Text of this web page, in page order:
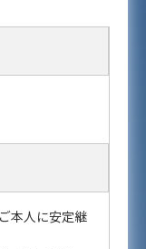
本人に安定継